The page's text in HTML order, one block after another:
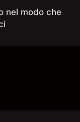
nel modo che